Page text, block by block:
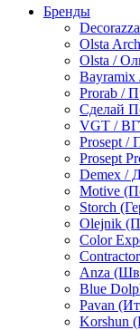
по
под
для
под
Герметик
для
Бренды
Olsta
Olsta /
Bayramix
Prorab /
Сделай
VGT /
Prosept /
Prosept
Demex /
Motive
Storch
Olejnik
Color
Anza
Blue
Pavan
Korshun